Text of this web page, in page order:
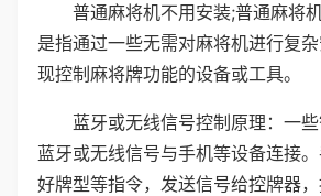
普通麻将机不用安装;普通麻将
是指通过一些无需对麻将机进行复
现控制麻将牌功能的设备或工具。
蓝牙或无线信号控制原理：一
蓝牙或无线信号与手机等设备连接
好牌型等指令，发送信号给控牌器